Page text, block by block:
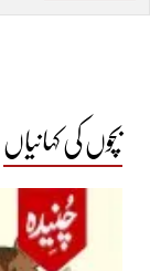
بچوں کی کہانیاں